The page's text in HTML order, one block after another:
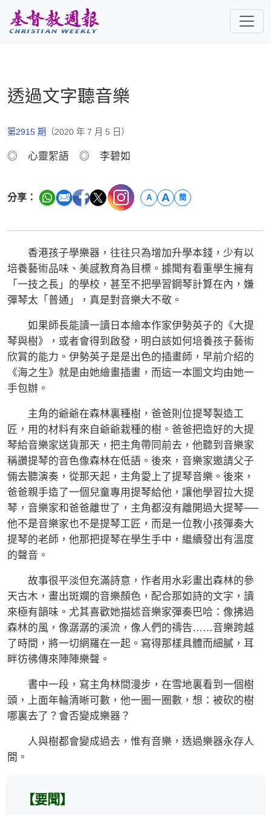
透過文字聽音樂
第2915 期 （2020 年 7 月 5 日）
◎ 心靈絮語 ◎ 李碧如
分享： A A 簡
香港孩子學樂器，往往只為增加升學本錢，少有以
培養藝術品味、美感教育為目標。據聞有看重學生擁有
「一技之長」的學校，甚至不把學習鋼琴計算在內，嫌
彈琴太「普通」，真是對音樂大不敬。
如果師長能讀一讀日本繪本作家伊勢英子的《大提
琴與樹》，或者會得到啟發，明白該如何培養孩子藝術
欣賞的能力。伊勢英子是是出色的插畫師，早前介紹的
《海之生》就是由她繪畫插畫，而這一本圖文均由她一
手包辦。
主角的爺爺在森林裏種樹，爸爸則位提琴製造工
匠，用的材料有來自爺爺栽種的樹。爸爸把造好的大提
琴給音樂家送貨那天，把主角帶同前去，他聽到音樂家
稱讚提琴的音色像森林在低語。後來，音樂家邀請父子
倆去聽演奏，從那天起，主角愛上了提琴音樂。後來，
爸爸親手造了一個兒童專用提琴給他，讓他學習拉大提
琴，音樂家和爸爸離世了，主角都沒有離開過大提琴──
他不是音樂家也不是提琴工匠，而是一位教小孩彈奏大
提琴的老師，他那把提琴在學生手中，繼續發出有溫度
的聲音。
故事很平淡但充滿詩意，作者用水彩畫出森林的參
天古木，畫出斑斕的音樂顏色，配合那如詩的文字，讀
來極有韻味。尤其喜歡她描述音樂家彈奏巴哈：像拂過
森林的風，像潺潺的溪流，像人們的禱告……音樂跨越
了時間，將一切網羅在一起。寫得那樣具體而細膩，耳
畔彷彿傳來陣陣樂聲。
書中一段，寫主角林間漫步，在雪地裏看到一個樹
頭，上面年輪清晰可數，他一圈一圈數，想：被砍的樹
哪裏去了？會否變成樂器？
人與樹都會變成過去，惟有音樂，透過樂器永存人
間。
【要聞】